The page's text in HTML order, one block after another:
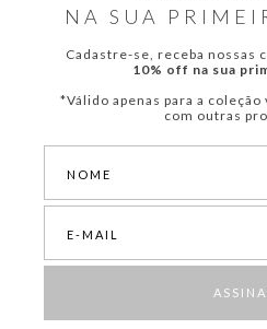
NA SUA
Cadastre-se, receba nossas
10% off na sua
*Válido apenas para a
com outras